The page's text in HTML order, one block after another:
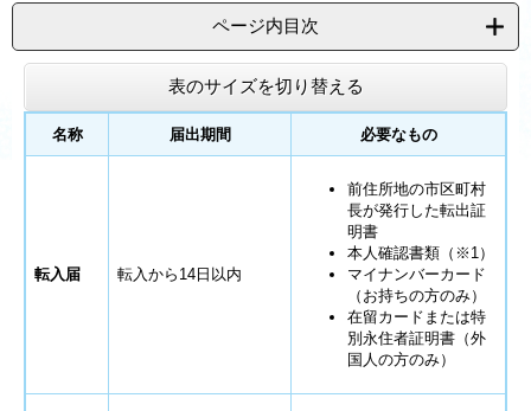
ページ内目次
表のサイズを切り替える
名称 届出期間 必要なもの
転入届 転入から14日以内
前住所地の市区町村
長が発行した転出証
明書
本人確認書類（※1）
マイナンバーカード
（お持ちの方のみ）
在留カードまたは特
別永住者証明書（外
国人の方のみ）